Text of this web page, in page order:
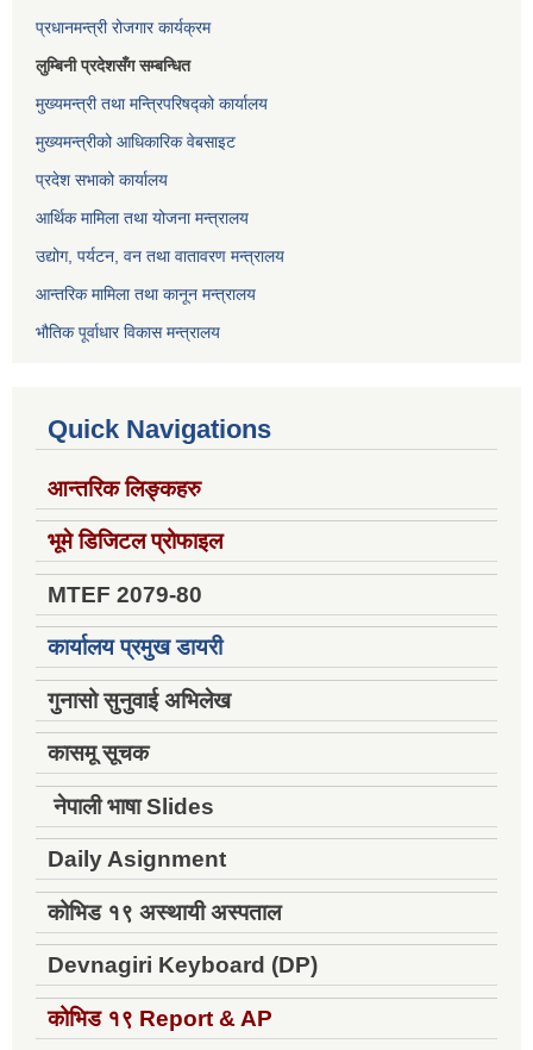
प्रधानमन्त्री रोजगार कार्यक्रम
लुम्बिनी प्रदेशसँग सम्बन्धित
मुख्यमन्त्री तथा मन्त्रिपरिषद्को कार्यालय
मुख्यमन्त्रीको आधिकारिक वेबसाइट
प्रदेश सभाको कार्यालय
आर्थिक मामिला तथा योजना मन्त्रालय
उद्योग, पर्यटन, वन तथा वातावरण मन्त्रालय
आन्तरिक मामिला तथा कानून मन्त्रालय
भौतिक पूर्वाधार विकास मन्त्रालय
Quick Navigations
आन्तरिक लिङ्कहरु
भूमे डिजिटल प्रोफाइल
MTEF 2079-80
कार्यालय प्रमुख डायरी
गुनासो सुनुवाई अभिलेख
कासमू सूचक
नेपाली भाषा Slides
Daily Asignment
कोभिड १९ अस्थायी अस्पताल
Devnagiri Keyboard (DP)
कोभिड १९ Report & AP